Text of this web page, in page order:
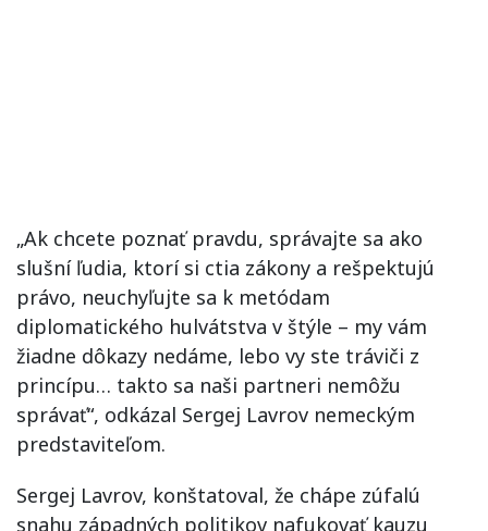
„Ak chcete poznať pravdu, správajte sa ako
slušní ľudia, ktorí si ctia zákony a rešpektujú
právo, neuchyľujte sa k metódam
diplomatického hulvátstva v štýle – my vám
žiadne dôkazy nedáme, lebo vy ste tráviči z
princípu… takto sa naši partneri nemôžu
správať“, odkázal Sergej Lavrov nemeckým
predstaviteľom.
Sergej Lavrov, konštatoval, že chápe zúfalú
snahu západných politikov nafukovať kauzu